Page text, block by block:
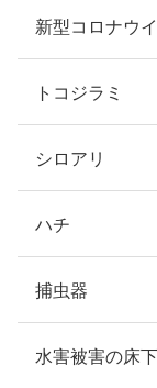
新型コロナウ
トコジラミ
シロアリ
ハチ
捕虫器
水害被害の床